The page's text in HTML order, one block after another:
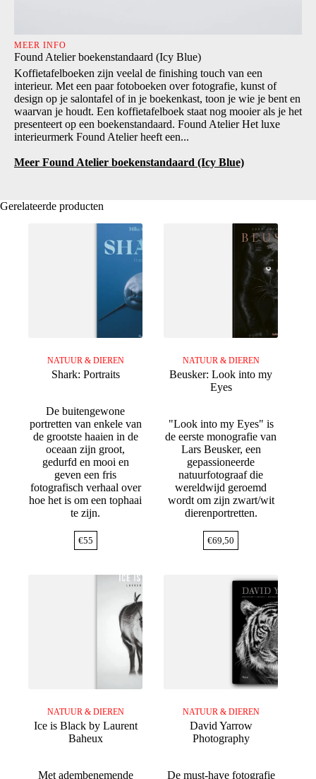
MEER INFO
Found Atelier boekenstandaard (Icy Blue)
Koffietafelboeken zijn veelal de finishing touch van een
interieur. Met een paar fotoboeken over fotografie, kunst of
design op je salontafel of in je boekenkast, toon je wie je bent en
waarvan je houdt. Een koffietafelboek staat nog mooier als je het
presenteert op een boekenstandaard. Found Atelier Het luxe
interieurmerk Found Atelier heeft een...
Meer Found Atelier boekenstandaard (Icy Blue)
Gerelateerde producten
NATUUR & DIEREN
Shark: Portraits
De buitengewone
portretten van enkele van
de grootste haaien in de
oceaan zijn groot,
gedurfd en mooi en
geven een fris
fotografisch verhaal over
hoe het is om een tophaai
te zijn.
€55
NATUUR & DIEREN
Beusker: Look into my
Eyes
"Look into my Eyes" is
de eerste monografie van
Lars Beusker, een
gepassioneerde
natuurfotograaf die
wereldwijd geroemd
wordt om zijn zwart/wit
dierenportretten.
€69,50
NATUUR & DIEREN
Ice is Black by Laurent
Baheux
Met adembenemende
NATUUR & DIEREN
David Yarrow
Photography
De must-have fotografie